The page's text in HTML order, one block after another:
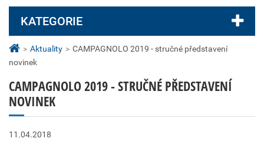
> Aktuality > CAMPAGNOLO 2019 - stručné představení
novinek
CAMPAGNOLO 2019 - STRUČNÉ PŘEDSTAVENÍ
NOVINEK
11.04.2018
KATEGORIE